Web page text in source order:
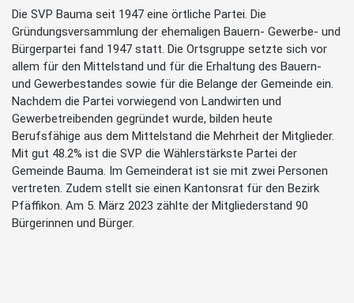
Die SVP Bauma seit 1947 eine örtliche Partei. Die
Gründungsversammlung der ehemaligen Bauern- Gewerbe- und
Bürgerpartei fand 1947 statt. Die Ortsgruppe setzte sich vor
allem für den Mittelstand und für die Erhaltung des Bauern-
und Gewerbestandes sowie für die Belange der Gemeinde ein.
Nachdem die Partei vorwiegend von Landwirten und
Gewerbetreibenden gegründet wurde, bilden heute
Berufsfähige aus dem Mittelstand die Mehrheit der Mitglieder.
Mit gut 48.2% ist die SVP die Wählerstärkste Partei der
Gemeinde Bauma. Im Gemeinderat ist sie mit zwei Personen
vertreten. Zudem stellt sie einen Kantonsrat für den Bezirk
Pfäffikon. Am 5. März 2023 zählte der Mitgliederstand 90
Bürgerinnen und Bürger.